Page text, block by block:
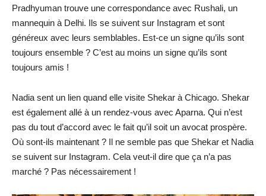
Pradhyuman trouve une correspondance avec Rushali, un
mannequin à Delhi. Ils se suivent sur Instagram et sont
généreux avec leurs semblables. Est-ce un signe qu’ils sont
toujours ensemble ? C’est au moins un signe qu’ils sont
toujours amis !
Nadia sent un lien quand elle visite Shekar à Chicago. Shekar
est également allé à un rendez-vous avec Aparna. Qui n’est
pas du tout d’accord avec le fait qu’il soit un avocat prospère.
Où sont-ils maintenant ? Il ne semble pas que Shekar et Nadia
se suivent sur Instagram. Cela veut-il dire que ça n’a pas
marché ? Pas nécessairement !